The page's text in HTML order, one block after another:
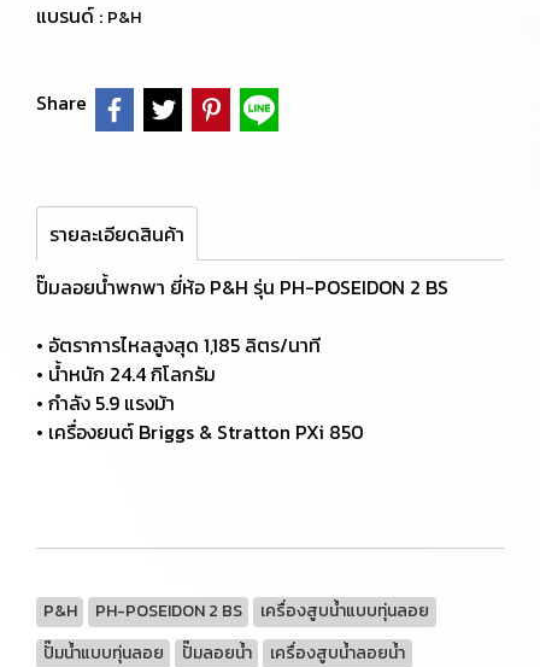
แบรนด์ : P&H
Share
รายละเอียดสินค้า
ปั๊มลอยน้ำพกพา ยี่ห้อ P&H รุ่น PH-POSEIDON 2 BS
• อัตราการไหลสูงสุด 1,185 ลิตร/นาที
• น้ำหนัก 24.4 กิโลกรัม
• กำลัง 5.9 แรงม้า
• เครื่องยนต์ Briggs & Stratton PXi 850
P&H PH-POSEIDON 2 BS
เครื่องสูบน้ำแบบทุ่นลอย
ปั๊มน้ำแบบทุ่นลอย
ปั๊มลอยน้ำ
เครื่องสูบน้ำลอยน้ำ